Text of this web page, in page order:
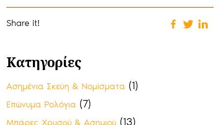
Share it!
Κατηγορίες
Ασημένια Σκεύη & Νομίσματα (1)
Επώνυμα Ρολόγια (7)
Μπάρες Χρυσού & Ασημιού (13)